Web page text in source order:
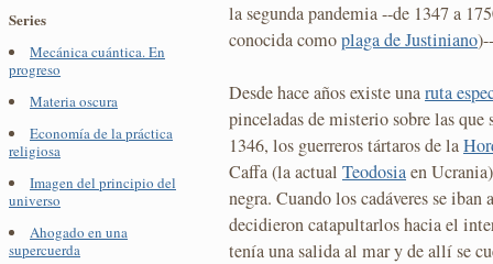
Series
Mecánica cuántica. En
progreso
Materia oscura
Economía de la práctica
religiosa
Imagen del principio del
universo
Ahogado en una
supercuerda
la segunda pandemia --de 1347 a
conocida comoplaga de Justiniano
Desde hace años existe unaruta
pinceladas de misterio sobre las que
1346, los guerreros tártaros de la
Caffa (la actual Teodosiaen
negra. Cuando los cadáveres se
decidieron catapultarlos hacia el
tenía una salida al mar y de allí se